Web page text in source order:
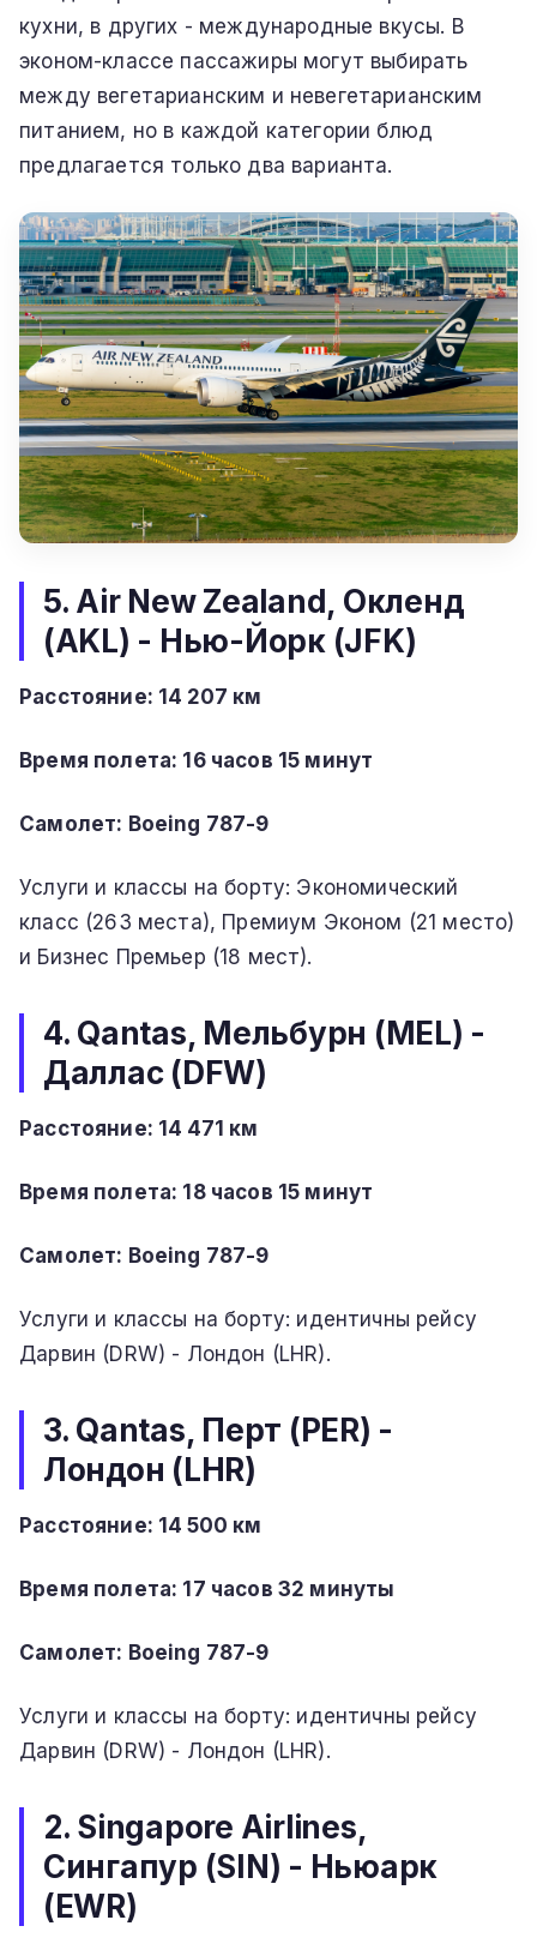
кухни, в других - международные вкусы. В
эконом-классе пассажиры могут выбирать
между вегетарианским и невегетарианским
питанием, но в каждой категории блюд
предлагается только два варианта.
5. Air New Zealand, Окленд
(AKL) - Нью-Йорк (JFK)
Расстояние: 14 207 км
Время полета: 16 часов 15 минут
Самолет: Boeing 787-9
Услуги и классы на борту: Экономический
класс (263 места), Премиум Эконом (21 место)
и Бизнес Премьер (18 мест).
4. Qantas, Мельбурн (MEL) -
Даллас (DFW)
Расстояние: 14 471 км
Время полета: 18 часов 15 минут
Самолет: Boeing 787-9
Услуги и классы на борту: идентичны рейсу
Дарвин (DRW) - Лондон (LHR).
3. Qantas, Перт (PER) -
Лондон (LHR)
Расстояние: 14 500 км
Время полета: 17 часов 32 минуты
Самолет: Boeing 787-9
Услуги и классы на борту: идентичны рейсу
Дарвин (DRW) - Лондон (LHR).
2. Singapore Airlines,
Сингапур (SIN) - Ньюарк
(EWR)